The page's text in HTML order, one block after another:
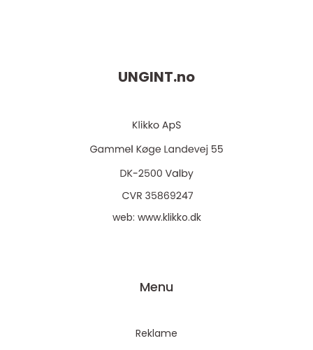
UNGINT.no
web: www.klikko.dk
Menu
Reklame